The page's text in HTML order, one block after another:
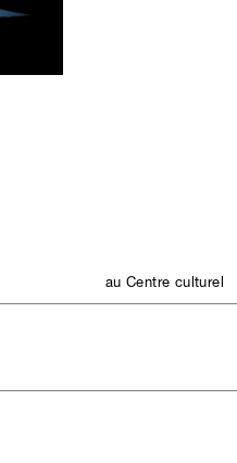
au Centre culturel